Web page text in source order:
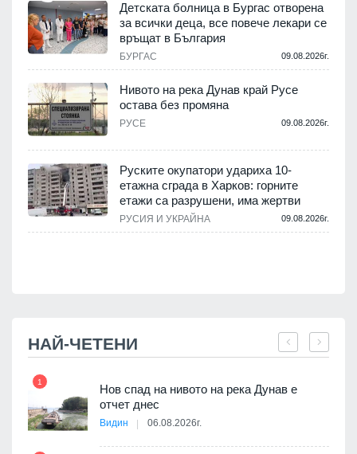
Детската болница в Бургас отворена
за всички деца, все повече лекари се
връщат в България
БУРГАС 09.08.2026г.
Нивото на река Дунав край Русе
остава без промяна
РУСЕ 09.08.2026г.
Руските окупатори удариха 10-
етажна сграда в Харков: горните
етажи са разрушени, има жертви
РУСИЯ И УКРАЙНА 09.08.2026г.
НАЙ-ЧЕТЕНИ
1
Нов спад на нивото на река Дунав е
отчет днес
Видин 06.08.2026г.